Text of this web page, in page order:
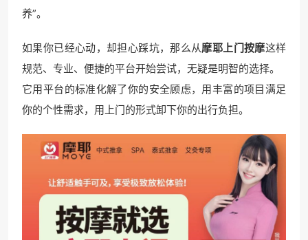
养”。
如果你已经心动，却担心踩坑，那么从摩耶上门按摩这样
规范、专业、便捷的平台开始尝试，无疑是明智的选择。
它用平台的标准化解了你的安全顾虑，用丰富的项目满足
你的个性需求，用上门的形式卸下你的出行负担。